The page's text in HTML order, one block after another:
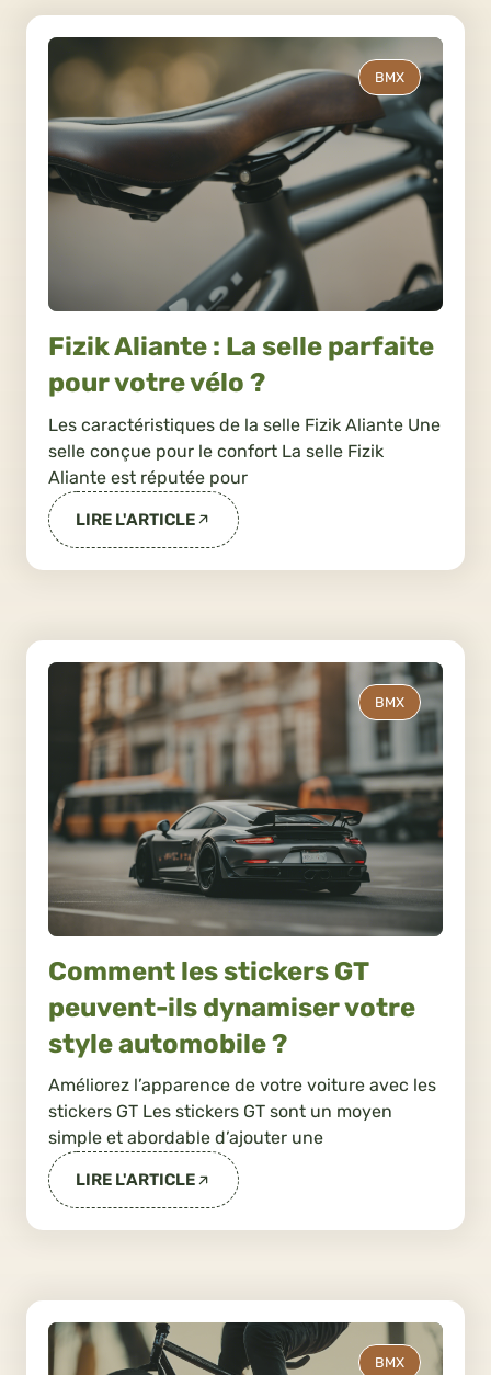
BMX
Fizik Aliante : La selle parfaite
pour votre vélo ?
Les caractéristiques de la selle Fizik Aliante Une
selle conçue pour le confort La selle Fizik
Aliante est réputée pour
LIRE L'ARTICLE
BMX
Comment les stickers GT
peuvent-ils dynamiser votre
style automobile ?
Améliorez l’apparence de votre voiture avec les
stickers GT Les stickers GT sont un moyen
simple et abordable d’ajouter une
LIRE L'ARTICLE
BMX